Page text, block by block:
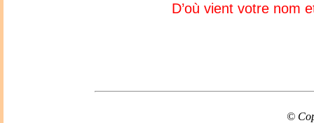
D’où vient votre nom
©